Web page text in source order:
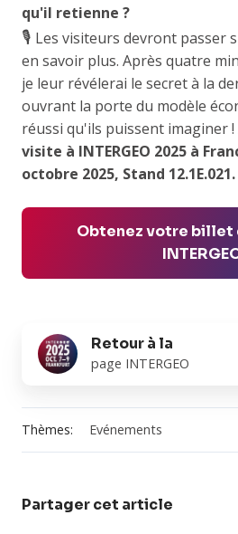
qu'il retienne ?
🎙️ Les visiteurs devront passer
en savoir plus. Après quatre
je leur révélerai le secret à la
ouvrant la porte du modèle
réussi qu'ils puissent imaginer !
visite à INTERGEO 2025 à
octobre 2025, Stand 12.1E.021.
Obtenez votre billet
Retour à la
page INTERGEO
Retour
Thèmes: Evénements
Partager cet article